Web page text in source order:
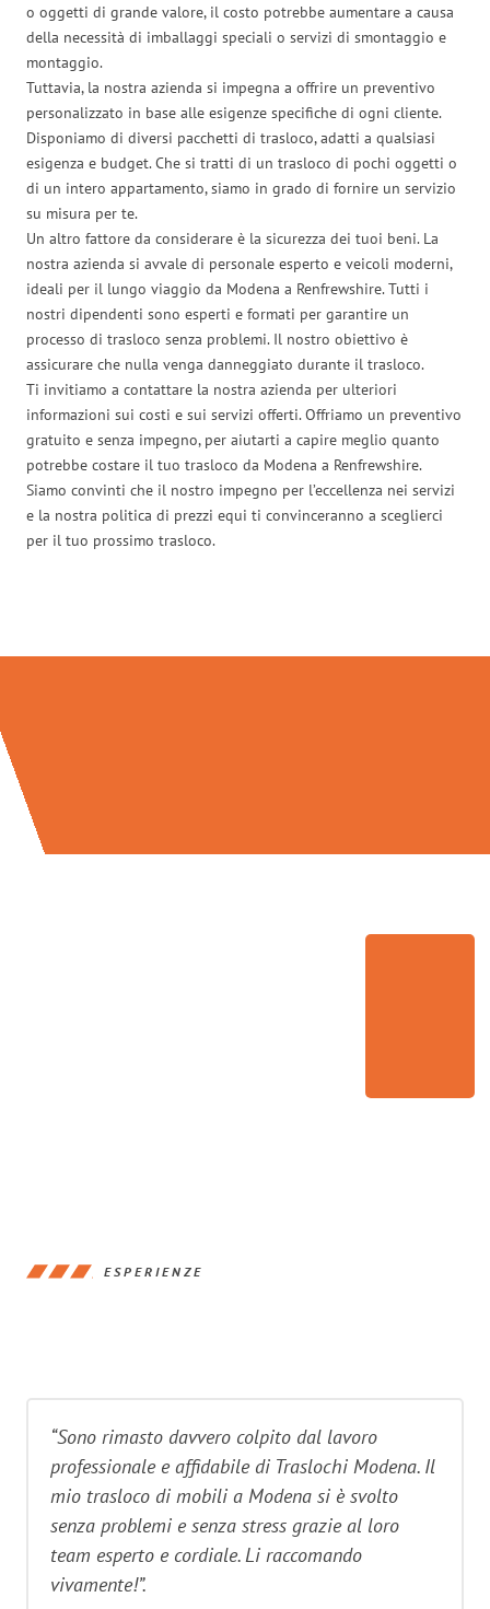
o oggetti di grande valore, il costo potrebbe aumentare a causa
della necessità di imballaggi speciali o servizi di smontaggio e
montaggio.
Tuttavia, la nostra azienda si impegna a offrire un preventivo
personalizzato in base alle esigenze specifiche di ogni cliente.
Disponiamo di diversi pacchetti di trasloco, adatti a qualsiasi
esigenza e budget. Che si tratti di un trasloco di pochi oggetti o
di un intero appartamento, siamo in grado di fornire un servizio
su misura per te.
Un altro fattore da considerare è la sicurezza dei tuoi beni. La
nostra azienda si avvale di personale esperto e veicoli moderni,
ideali per il lungo viaggio da Modena a Renfrewshire. Tutti i
nostri dipendenti sono esperti e formati per garantire un
processo di trasloco senza problemi. Il nostro obiettivo è
assicurare che nulla venga danneggiato durante il trasloco.
Ti invitiamo a contattare la nostra azienda per ulteriori
informazioni sui costi e sui servizi offerti. Offriamo un preventivo
gratuito e senza impegno, per aiutarti a capire meglio quanto
potrebbe costare il tuo trasloco da Modena a Renfrewshire.
Siamo convinti che il nostro impegno per l’eccellenza nei servizi
e la nostra politica di prezzi equi ti convinceranno a sceglierci
per il tuo prossimo trasloco.
ESPERIENZE
“Sono rimasto davvero colpito dal lavoro
professionale e affidabile di Traslochi Modena. Il
mio trasloco di mobili a Modena si è svolto
senza problemi e senza stress grazie al loro
team esperto e cordiale. Li raccomando
vivamente!”.